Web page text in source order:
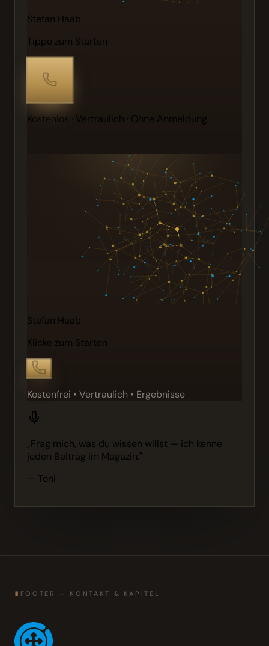
Stefan Haab
Tippe zum Starten
Kostenlos · Vertraulich · Ohne Anmeldung
Stefan Haab
Klicke zum Starten
Kostenfrei • Vertraulich • Ergebnisse
„Frag mich, was du wissen willst — ich kenne
jeden Beitrag im Magazin."
— Toni
∎ FOOTER — KONTAKT & KAPITEL